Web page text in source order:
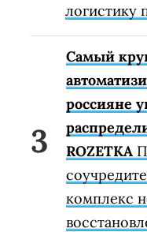
логистику
Самый
россияне
ROZETKA
комплекс